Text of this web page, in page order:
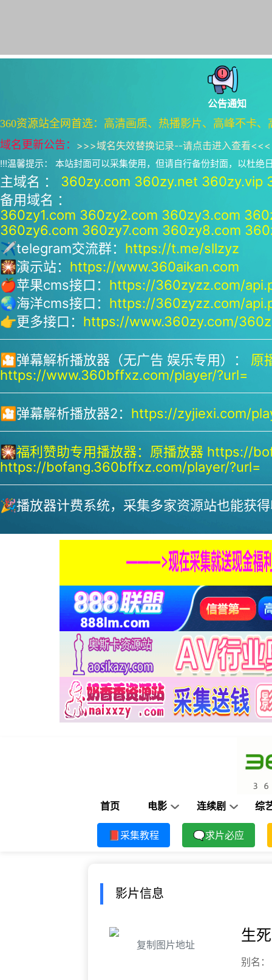
公告通知
360资源站全网首选：高清画质、热播影片、高峰不卡
域名更新公告： >>>域名失效替换记录--请点击进入查看<<<
!!!温馨提示： 本站封面可以采集使用，但请自行备份封面，以杜绝
主域名 ： 360zy.com 360zy.net 360zy.vip
备用域名 ：
360zy1.com 360zy2.com 360zy3.com
360zy6.com 360zy7.com 360zy8.com
✈telegram交流群： https://t.me/sllzyz
🎇演示站： https://www.360aikan.com
🍎苹果cms接口： https://360zyzz.com/
🌏海洋cms接口： https://360zyzz.com/
👉更多接口： https://www.360zy.com/
🎦弹幕解析播放器（无广告 娱乐专用）： 原
https://www.360bffxz.com/player/?url=
🎦弹幕解析播放器2： https://zyjiexi.com/
🎇福利赞助专用播放器： 原播放器 https://
https://bofang.360bffxz.com/player/?url=
🎉播放器计费系统，采集多家资源站也能获
首页 电影 连续剧 综
📕采集教程 🗨求片必应
影片信息
复制图片地址
生
别名：